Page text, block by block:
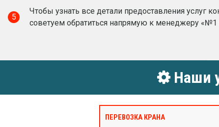
5
Чтобы узнать все детали предоставления услуг
советуем обратиться напрямую к менеджеру «№1
Наши
ПЕРЕВОЗКА КРАНА